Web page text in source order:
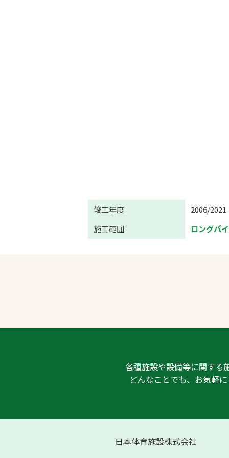
竣工年度
2006/2021
施工範囲
ロングパ
各種施設や設備等に関する
どんなことでも、お気軽
日本体育施設株式会社